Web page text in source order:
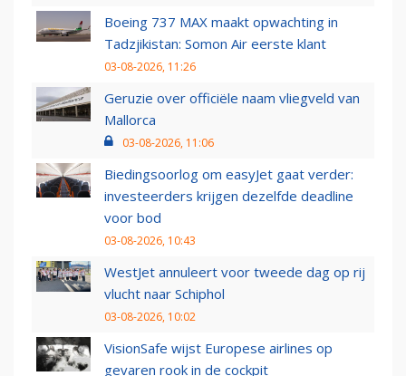
Boeing 737 MAX maakt opwachting in
Tadzjikistan: Somon Air eerste klant
03-08-2026, 11:26
Geruzie over officiële naam vliegveld van
Mallorca
03-08-2026, 11:06
Biedingsoorlog om easyJet gaat verder:
investeerders krijgen dezelfde deadline
voor bod
03-08-2026, 10:43
WestJet annuleert voor tweede dag op rij
vlucht naar Schiphol
03-08-2026, 10:02
VisionSafe wijst Europese airlines op
gevaren rook in de cockpit